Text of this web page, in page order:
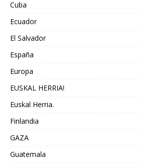
Cuba
Ecuador
El Salvador
España
Europa
EUSKAL HERRIA!
Euskal Herria.
Finlandia
GAZA
Guatemala